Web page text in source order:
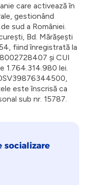
care activează în
gestionând
sud a României.
Bd. Mărășești
fiind înregistrată la
și CUI
1.764.314.980 lei.
este înscrisă ca
sub nr. 15787.
socializare